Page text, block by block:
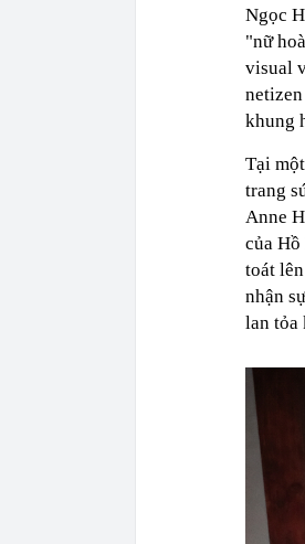
Ngọc
"nữ
visual
khung
Tại
trang
Anne
của
toát
nhận
lan tỏa